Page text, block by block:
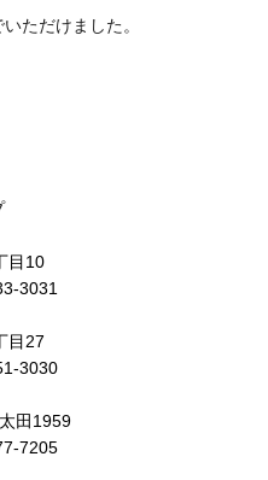
ただけました。
目10
3031
目27
3030
田1959
7205